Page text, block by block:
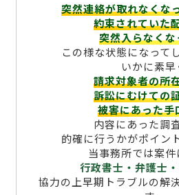
突然連絡が取れなくな
約束されていた
突然入らなく
この様な状態になって
いかに素早
請求対象者の所
訴訟にむけての
被害にあった手
内容にあった調
的確に行うかがポイン
当事務所では案
行政書士・弁護士
協力の上早期トラブルの解